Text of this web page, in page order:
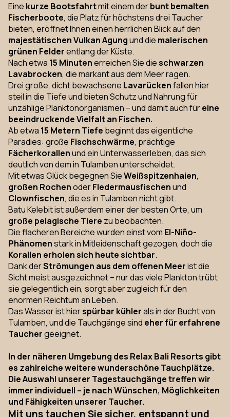
Eine kurze Bootsfahrtmit einem derbunt bemalten
Fischerboote, die Platz für höchstens drei Taucher
bieten, eröffnet Ihnen einen herrlichen Blick auf den
majestätischen Vulkan Agungund die malerischen
grünen Felderentlang der Küste.
Nach etwa 15 Minutenerreichen Sie dieschwarzen
Lavabrocken, die markant aus dem Meer ragen.
Drei große, dicht bewachsene Lavarückenfallen hier
steil in die Tiefe und bieten Schutz und Nahrung für
unzählige Planktonorganismen – und damit auch füreine
beeindruckende Vielfalt an Fischen.
Ab etwa 15 Metern Tiefe beginnt das eigentliche
Paradies: große Fischschwärme, prächtige
Fächerkorallenund ein Unterwasserleben, das sich
deutlich von dem in Tulamben unterscheidet.
Mit etwas Glück begegnen SieWeißspitzenhaien,
großen RochenoderFledermausfischenund
Clownfischen, die es in Tulamben nicht gibt.
Batu Kelebit ist außerdem einer der besten Orte, um
große pelagische Tiere zu beobachten.
Die flacheren Bereiche wurden einst vom El-Niño-
Phänomenstark in Mitleidenschaft gezogen, doch die
Korallen erholen sich heute sichtbar.
Dank derStrömungen aus dem offenen Meerist die
Sicht meist ausgezeichnet – nur das viele Plankton trübt
sie gelegentlich ein, sorgt aber zugleich für den
enormen Reichtum an Leben.
Das Wasser ist hierspürbar kühlerals in der Bucht von
Tulamben, und die Tauchgänge sind eher für erfahrene
Tauchergeeignet.
In der näheren Umgebung des Relax Bali Resorts gibt
es zahlreiche weitere wunderschöne Tauchplätze.
Die Auswahl unserer Tagestauchgänge treffen wir
immer individuell – je nach Wünschen, Möglichkeiten
und Fähigkeiten unserer Taucher.
Mit uns tauchen Sie sicher, entspannt und